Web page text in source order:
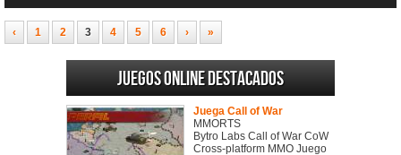
‹ 1 2 3 4 5 6 › »
Juegos online destacados
Juega Call of War
MMORTS
Bytro Labs Call of War CoW
Cross-platform MMO Juego